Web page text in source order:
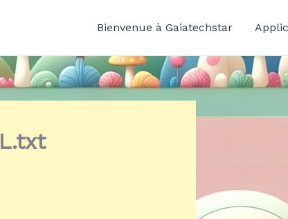
Bienvenue à Gaiatechstar